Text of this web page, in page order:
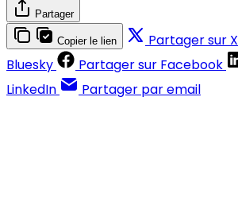
Partager
Copier le lien Partager sur X
Bluesky
Partager sur Facebook
LinkedIn
Partager par email